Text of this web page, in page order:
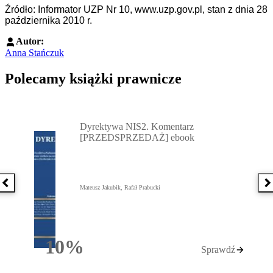
Źródło: Informator UZP Nr 10, www.uzp.gov.pl, stan z dnia 28
października 2010 r.
Autor:
Anna Stańczuk
Polecamy książki prawnicze
Poprzednia książka
10%Rabatu
Dyrektywa NIS2. Komentarz
[PRZEDSPRZEDAŻ] ebook
Mateusz Jakubik, Rafał Prabucki
Sprawdź